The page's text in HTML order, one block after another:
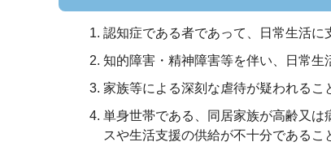
認知症である者であって、日常生活
知的障害・精神障害等を伴い、日常
家族等による深刻な虐待が疑われるこ
単身世帯である、同居家族が高齢又
スや生活支援の供給が不十分であるこ